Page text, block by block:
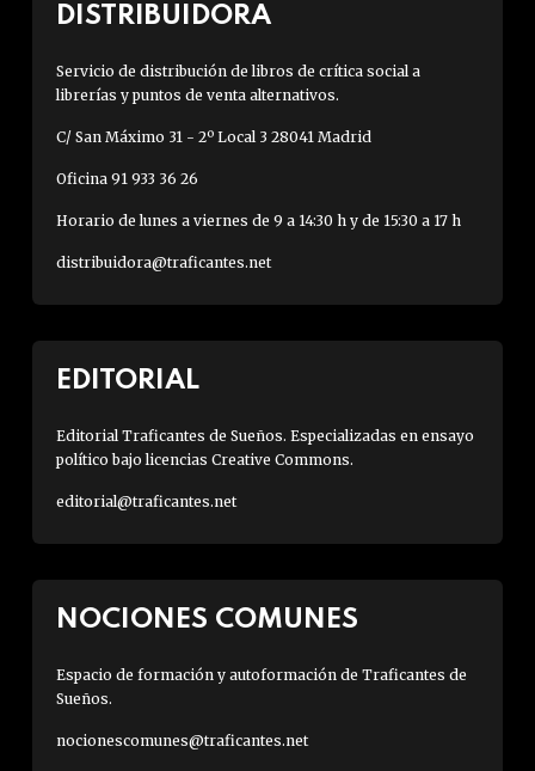
DISTRIBUIDORA
Servicio de distribución de libros de crítica social a
librerías y puntos de venta alternativos.
C/ San Máximo 31 - 2º Local 3 28041 Madrid
Oficina 91 933 36 26
Horario de lunes a viernes de 9 a 14:30 h y de 15:30 a 17 h
distribuidora@traficantes.net
EDITORIAL
Editorial Traficantes de Sueños. Especializadas en ensayo
político bajo licencias Creative Commons.
editorial@traficantes.net
NOCIONES COMUNES
Espacio de formación y autoformación de Traficantes de
Sueños.
nocionescomunes@traficantes.net